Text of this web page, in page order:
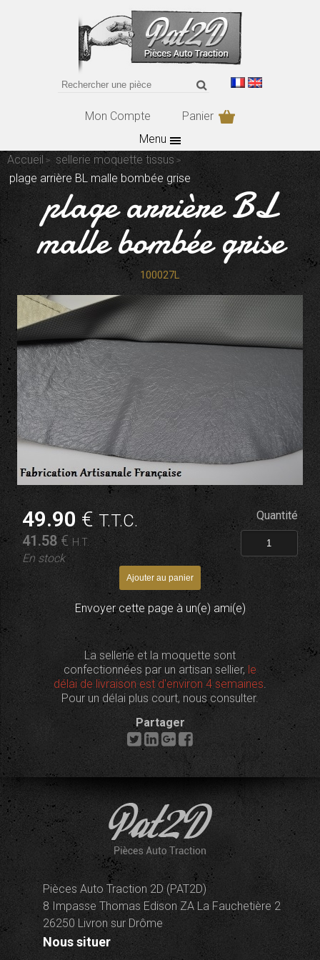
Mon Compte
Panier
Menu
Accueil
sellerie moquette tissus
plage arrière BL malle bombée grise
plage arrière BL
malle bombée grise
100027L
49.90 €T.T.C.
41.58€ H.T.
En stock
Quantité
Envoyer cette page à un(e) ami(e)
La sellerie et la moquette sont
confectionnées par un artisan sellier, le
délai de livraison est d'environ 4 semaines.
Pour un délai plus court, nous consulter.
Partager
Pièces Auto Traction 2D (PAT2D)
8 Impasse Thomas Edison ZA La Fauchetière 2
26250 Livron sur Drôme
Nous situer